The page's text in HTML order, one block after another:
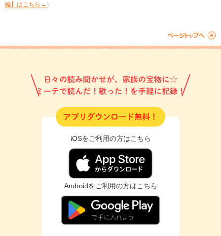
編】はこちら→ ）
日々の読み聞かせが、家族の宝物に☆
ミーテで読んだ！歌った！を手軽に記録！
アプリダウンロード無料！
iOSをご利用の方はこちら
Androidをご利用の方はこちら